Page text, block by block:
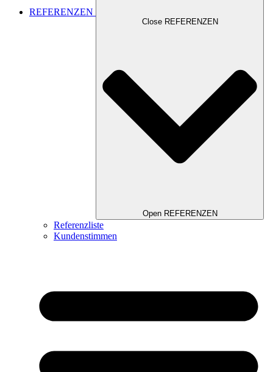
REFERENZEN
Close REFERENZEN
Open REFERENZEN
Referenzliste
Kundenstimmen